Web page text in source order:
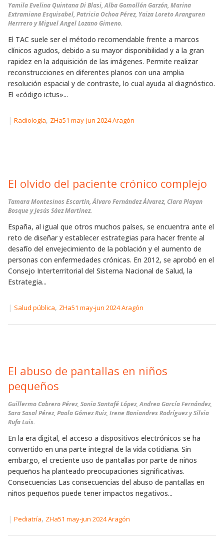
Yamila Evelina Quintana Di Blasi, Alba Gomollón Garzón, Marina
Extramiana Esquisabel, Patricia Ochoa Pérez, Yaiza Loreto Aranguren
Herrrero y Miguel Angel Lozano Gimeno.
El TAC suele ser el método recomendable frente a marcos
clínicos agudos, debido a su mayor disponibilidad y a la gran
rapidez en la adquisición de las imágenes. Permite realizar
reconstrucciones en diferentes planos con una amplia
resolución espacial y de contraste, lo cual ayuda al diagnóstico.
El «código ictus»...
| Radiología, ZHa51 may-jun 2024 Aragón
El olvido del paciente crónico complejo
Tamara Montesinos Escartín, Álvaro Fernández Álvarez, Clara Playan
Bosque y Jesús Sáez Martínez.
España, al igual que otros muchos países, se encuentra ante el
reto de diseñar y establecer estrategias para hacer frente al
desafío del envejecimiento de la población y el aumento de
personas con enfermedades crónicas. En 2012, se aprobó en el
Consejo Interterritorial del Sistema Nacional de Salud, la
Estrategia...
| Salud pública, ZHa51 may-jun 2024 Aragón
El abuso de pantallas en niños
pequeños
Guillermo Cabrero Pérez, Sonia Santafé López, Andrea García Fernández,
Sara Sasal Pérez, Paola Gómez Ruiz, Irene Baniandres Rodríguez y Silvia
Rufa Luis.
En la era digital, el acceso a dispositivos electrónicos se ha
convertido en una parte integral de la vida cotidiana. Sin
embargo, el creciente uso de pantallas por parte de niños
pequeños ha planteado preocupaciones significativas.
Consecuencias Las consecuencias del abuso de pantallas en
niños pequeños puede tener impactos negativos...
| Pediatría, ZHa51 may-jun 2024 Aragón